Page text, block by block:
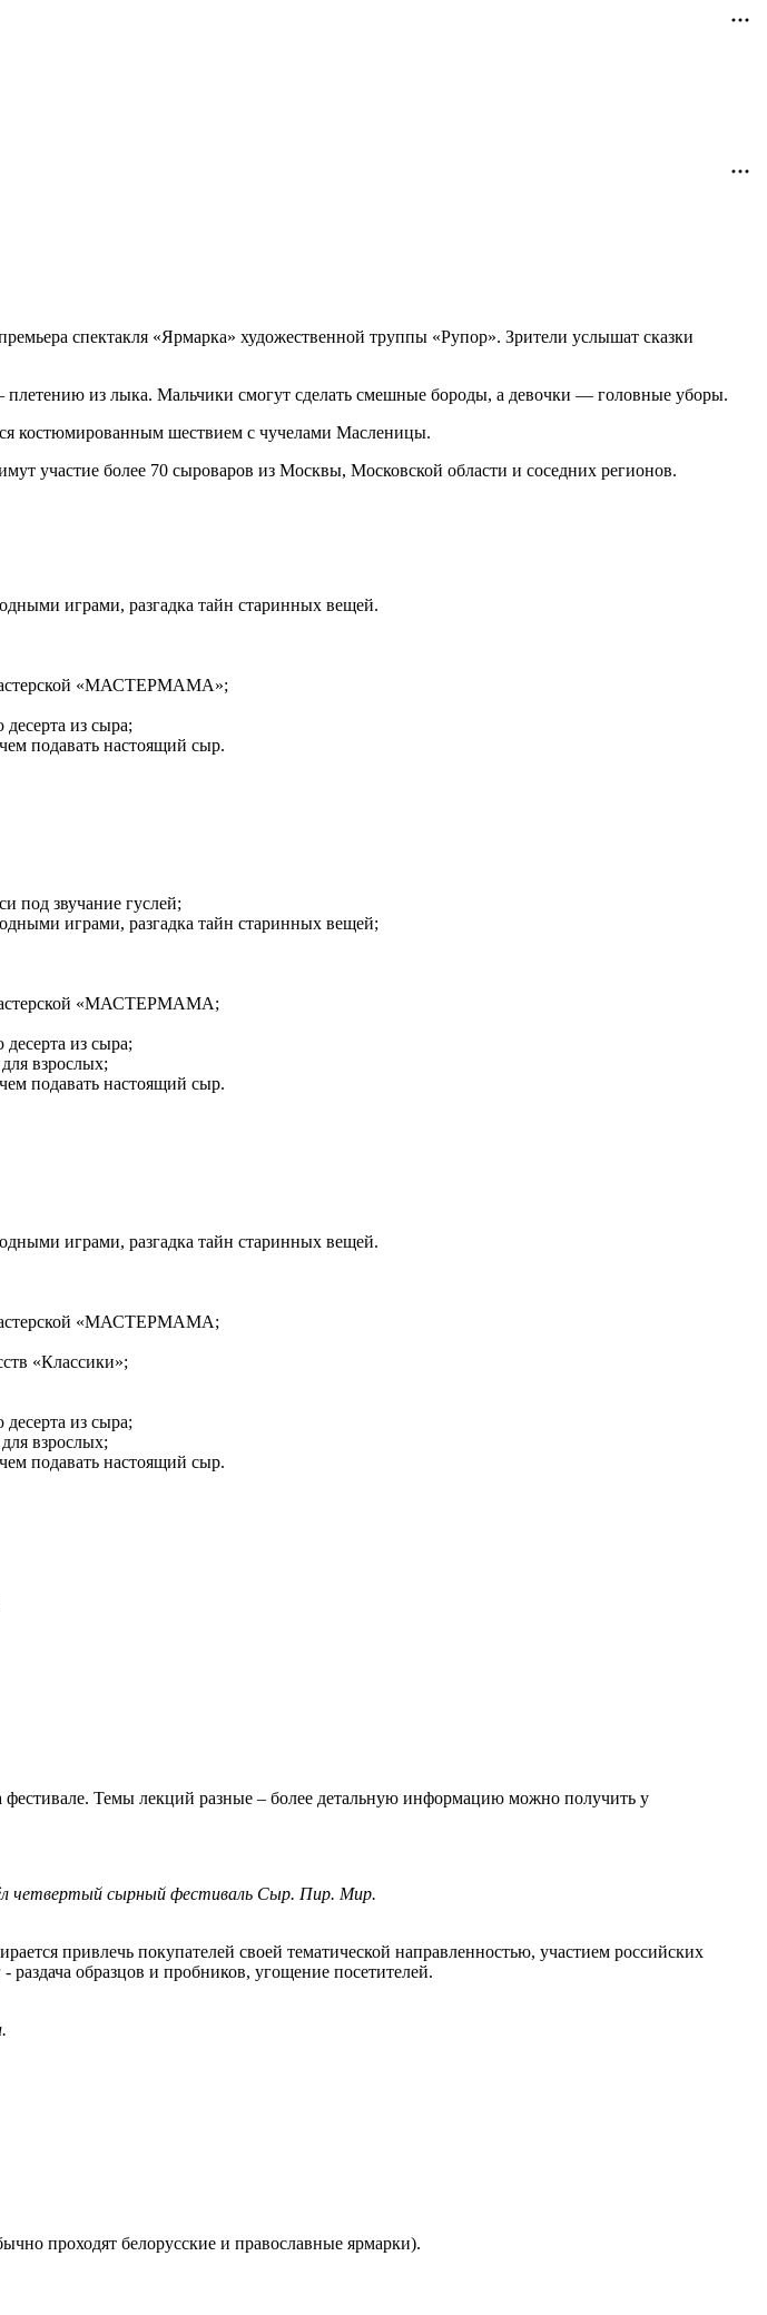
спектакля «Ярмарка» художественной труппы «Рупор». Зрители услышат сказки
плетению из лыка. Мальчики смогут сделать смешные бороды, а девочки — головные уборы.
костюмированным шествием с чучелами Масленицы.
участие более 70 сыроваров из Москвы, Московской области и соседних регионов.
играми, разгадка тайн старинных вещей.
мастерской «МАСТЕРМАМА»;
из сыра;
подавать настоящий сыр.
под звучание гуслей;
играми, разгадка тайн старинных вещей;
мастерской «МАСТЕРМАМА;
из сыра;
взрослых;
подавать настоящий сыр.
играми, разгадка тайн старинных вещей.
мастерской «МАСТЕРМАМА;
«Классики»;
из сыра;
взрослых;
подавать настоящий сыр.
фестивале. Темы лекций разные – более детальную информацию можно получить у
четвертый сырный фестиваль Сыр. Пир. Мир.
привлечь покупателей своей тематической направленностью, участием российских
образцов и пробников, угощение посетителей.
проходят белорусские и православные ярмарки).